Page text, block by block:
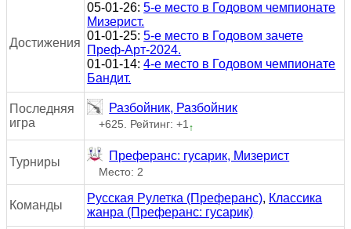
Достижения
05-01-26:5-е место в Годовом чемпионате
Мизерист.
01-01-25:5-е место в Годовом зачете
Преф-Арт-2024.
01-01-14:4-е место в Годовом чемпионате
Бандит.
Последняя
игра
Разбойник, Разбойник
+625. Рейтинг: +1↑
Турниры Преферанс: гусарик, Мизерист
Место: 2
Команды
Русская Рулетка (Преферанс), Классика
жанра (Преферанс: гусарик)